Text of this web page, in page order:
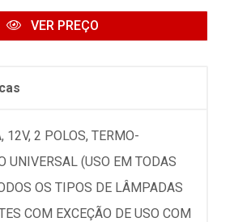
VER PREÇO
12V, 2 POLOS, TERMO-
UNIVERSAL (USO EM TODAS
OS TIPOS DE LÂMPADAS
COM EXCEÇÃO DE USO COM